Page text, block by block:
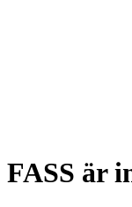
FASS är